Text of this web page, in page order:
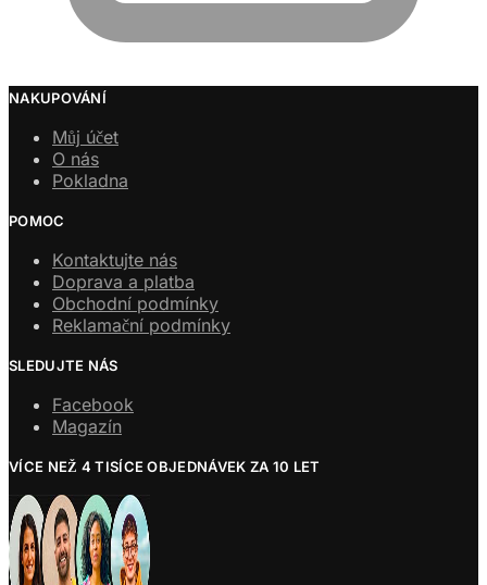
NAKUPOVÁNÍ
Můj účet
O nás
Pokladna
POMOC
Kontaktujte nás
Doprava a platba
Obchodní podmínky
Reklamační podmínky
SLEDUJTE NÁS
Facebook
Magazín
VÍCE NEŽ 4 TISÍCE OBJEDNÁVEK ZA 10 LET